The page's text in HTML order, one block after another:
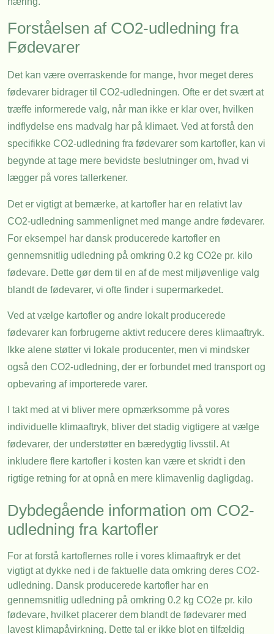
Forståelsen af CO2-udledning fra
Fødevarer
Det kan være overraskende for mange, hvor meget deres
fødevarer bidrager til CO2-udledningen. Ofte er det svært at
træffe informerede valg, når man ikke er klar over, hvilken
indflydelse ens madvalg har på klimaet. Ved at forstå den
specifikke CO2-udledning fra fødevarer som kartofler, kan vi
begynde at tage mere bevidste beslutninger om, hvad vi
lægger på vores tallerkener.
Det er vigtigt at bemærke, at kartofler har en relativt lav
CO2-udledning sammenlignet med mange andre fødevarer.
For eksempel har dansk producerede kartofler en
gennemsnitlig udledning på omkring 0.2 kg CO2e pr. kilo
fødevare. Dette gør dem til en af de mest miljøvenlige valg
blandt de fødevarer, vi ofte finder i supermarkedet.
Ved at vælge kartofler og andre lokalt producerede
fødevarer kan forbrugerne aktivt reducere deres klimaaftryk.
Ikke alene støtter vi lokale producenter, men vi mindsker
også den CO2-udledning, der er forbundet med transport og
opbevaring af importerede varer.
I takt med at vi bliver mere opmærksomme på vores
individuelle klimaaftryk, bliver det stadig vigtigere at vælge
fødevarer, der understøtter en bæredygtig livsstil. At
inkludere flere kartofler i kosten kan være et skridt i den
rigtige retning for at opnå en mere klimavenlig dagligdag.
Dybdegående information om CO2-
udledning fra kartofler
For at forstå kartoflernes rolle i vores klimaaftryk er det
vigtigt at dykke ned i de faktuelle data omkring deres CO2-
udledning. Dansk producerede kartofler har en
gennemsnitlig udledning på omkring 0.2 kg CO2e pr. kilo
fødevare, hvilket placerer dem blandt de fødevarer med
lavest klimapåvirkning. Dette tal er ikke blot en tilfældig